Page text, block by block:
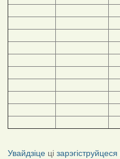
Увайдзіцеці зарэгіструйцеся